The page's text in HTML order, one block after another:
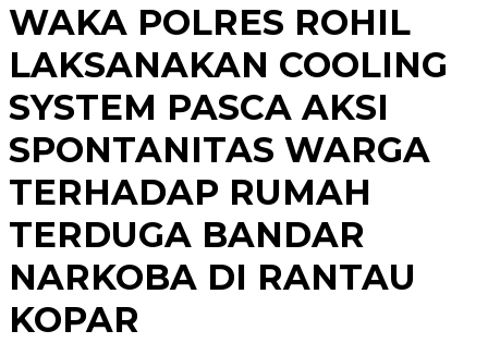
WAKA POLRES ROHIL
LAKSANAKAN COOLING
SYSTEM PASCA AKSI
SPONTANITAS WARGA
TERHADAP RUMAH
TERDUGA BANDAR
NARKOBA DI RANTAU
KOPAR